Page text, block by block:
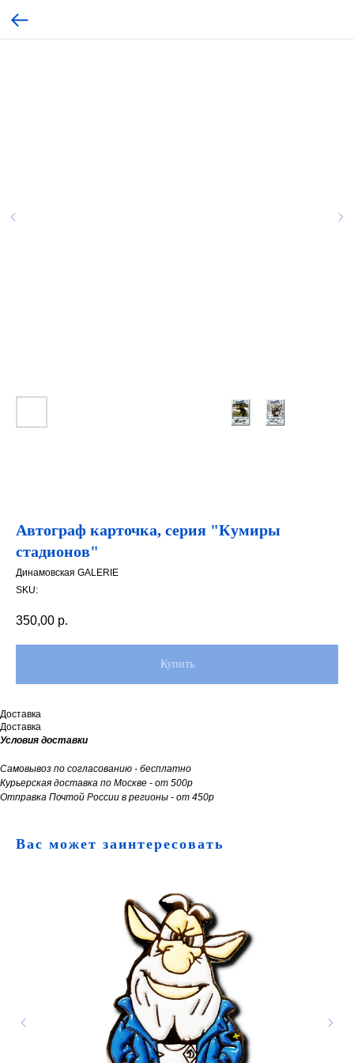
Автограф карточка, серия "Кумиры
стадионов"
Динамовская GALERIE
SKU:
350,00 р.
Купить
Доставка
Доставка
Условия доставки
Самовывоз по согласованию - бесплатно
Курьерская доставка по Москве - от 500р
Отправка Почтой России в регионы - от 450р
Вас может заинтересовать